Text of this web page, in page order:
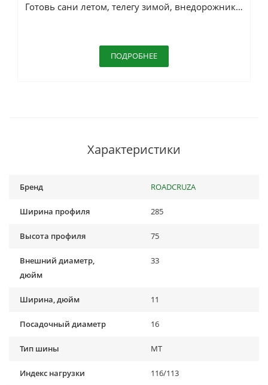
Готовь сани летом, телегу зимой, внедорожник весной
ПОДРОБНЕЕ
Характеристики
Бренд ROADCRUZA
Ширина профиля 285
Высота профиля 75
Внешний диаметр,
дюйм
33
Ширина, дюйм 11
Посадочный диаметр 16
Тип шины MT
Индекс нагрузки 116/113